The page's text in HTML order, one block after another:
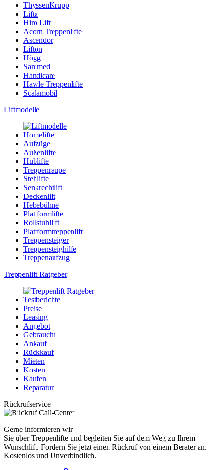
ThyssenKrupp
Lifta
Hiro Lift
Acorn Treppenlifte
Ascendor
Lifton
Högg
Sanimed
Handicare
Hawle Treppenlifte
Scalamobil
Liftmodelle
Homelifte
Aufzüge
Außenlifte
Hublifte
Treppenraupe
Stehlifte
Senkrechtlift
Deckenlift
Hebebühne
Plattformlifte
Rollstuhllift
Plattformtreppenlift
Treppensteiger
Treppensteighilfe
Treppenaufzug
Treppenlift Ratgeber
Testberichte
Preise
Leasing
Angebot
Gebraucht
Ankauf
Rückkauf
Mieten
Kosten
Kaufen
Reparatur
Rückrufservice
Gerne informieren wir
Sie über Treppenlifte und begleiten Sie auf dem Weg zu Ihrem
Wunschlift. Fordern Sie jetzt einen Rückruf von einem Berater an.
Kostenlos und Unverbindlich.